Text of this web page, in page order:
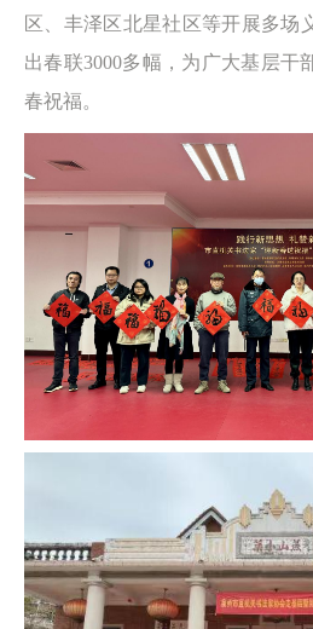
区、丰泽区北星社区等开展多场
出春联3000多幅，为广大基层干
春祝福。